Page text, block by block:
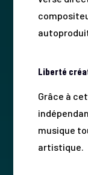
Liberté
Grâce à
musique
artistique.